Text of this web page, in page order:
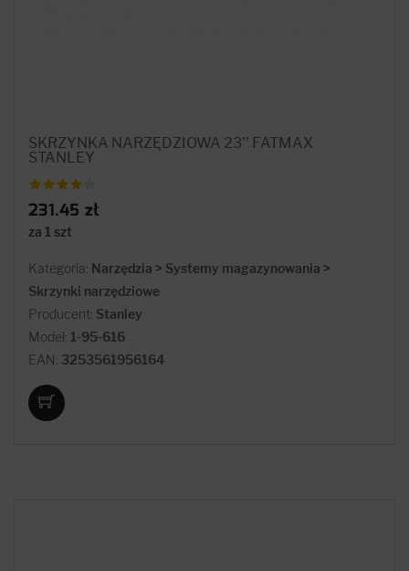
SKRZYNKA NARZĘDZIOWA 23'' FATMAX
STANLEY
231.45 zł
za 1 szt
Kategoria: Narzędzia > Systemy magazynowania >
Skrzynki narzędziowe
Producent: Stanley
Model: 1-95-616
EAN: 3253561956164